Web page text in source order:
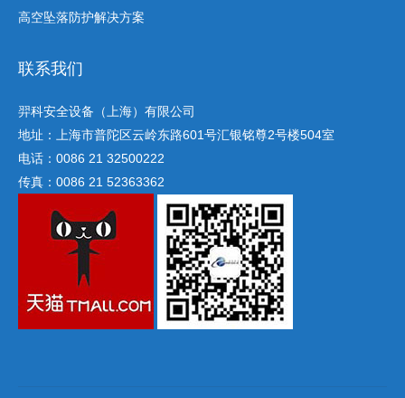
高空坠落防护解决方案
联系我们
羿科安全设备（上海）有限公司
地址：上海市普陀区云岭东路601号汇银铭尊2号楼504室
电话：0086 21 32500222
传真：0086 21 52363362